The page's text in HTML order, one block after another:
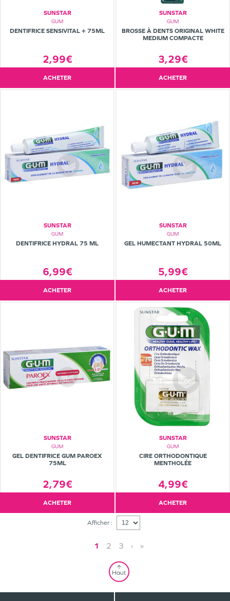
SUNSTAR
GUM
DENTIFRICE SENSIVITAL + 75ML
2,99€
ACHETER
SUNSTAR
GUM
BROSSE À DENTS ORIGINAL WHITE
MEDIUM COMPACTE
3,29€
ACHETER
SUNSTAR
GUM
DENTIFRICE HYDRAL 75 ML
6,99€
ACHETER
SUNSTAR
GUM
GEL HUMECTANT HYDRAL 50ML
5,99€
ACHETER
SUNSTAR
GUM
GEL DENTIFRICE GUM PAROEX
75ML
2,79€
ACHETER
SUNSTAR
GUM
CIRE ORTHODONTIQUE
MENTHOLÉE
4,99€
ACHETER
Afficher :
1 2 3 › »
Haut